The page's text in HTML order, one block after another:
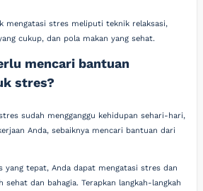
mengatasi stres meliputi teknik relaksasi,
cukup, dan pola makan yang sehat.
mencari bantuan
stres?
sudah mengganggu kehidupan sehari-hari,
Anda, sebaiknya mencari bantuan dari
yang tepat, Anda dapat mengatasi stres dan
sehat dan bahagia. Terapkan langkah-langkah